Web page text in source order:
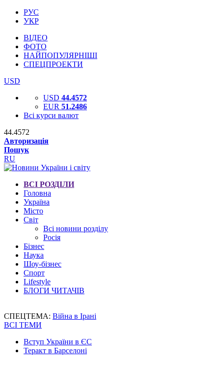
РУС
УКР
ВІДЕО
ФОТО
НАЙПОПУЛЯРНІШІ
СПЕЦПРОЕКТИ
USD
USD 44.4572
EUR 51.2486
Всі курси валют
44.4572
Авторизація
Пошук
RU
ВСІ РОЗДІЛИ
Головна
Україна
Місто
Світ
Всі новини розділу
Росія
Бізнес
Наука
Шоу-бізнес
Спорт
Lifestyle
БЛОГИ ЧИТАЧІВ
СПЕЦТЕМА: Війна в Ірані
ВСІ ТЕМИ
Вступ України в ЄС
Теракт в Барселоні